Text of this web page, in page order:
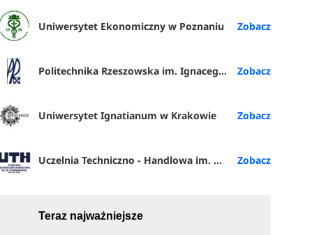
Uniwersytet Ekonomiczny w Poznaniu
Politechnika Rzeszowska im. Ignacego Łukasiewicza
Uniwersytet Ignatianum w Krakowie
Uczelnia Techniczno - Handlowa im. H. Chodkowskiej w Warszawie
Teraz najważniejsze